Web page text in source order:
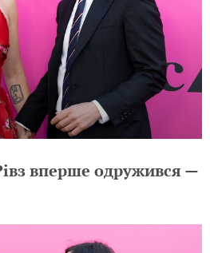
вперше одружився —